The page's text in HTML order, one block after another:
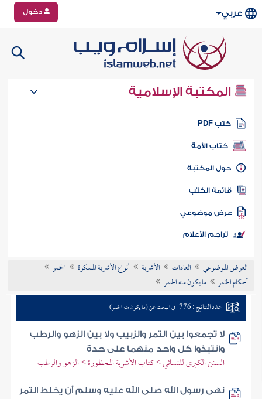
عربي دخول
المكتبة الإسلامية
كتب PDF
كتاب الأمة
المكتبة
الكتب
موضوعي
تراجم الأعلام
العرض الموضوعي العادات الأشربة أنواع الأشربة المسكرة
الخمر
أحكام الخمر
ما يكون منه الخمر
عدد النتائج : 776 في البحث عن (ما يكون منه الخمر)
لا تجمعوا بين التمر والزبيب ولا بين الزهو والرطب
وانتبذوا كل واحد منهما على حدة
السنن الكبرى للنسائي > كتاب الأشربة المحظورة > الزهو والرطب
نهى رسول الله صلى الله عليه وسلم أن يخلط التمر